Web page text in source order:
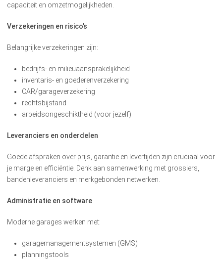
capaciteit en omzetmogelijkheden.
Verzekeringen en risico’s
Belangrijke verzekeringen zijn:
bedrijfs- en milieu­aansprakelijkheid
inventaris- en goederenverzekering
CAR/garageverzekering
rechtsbijstand
arbeidsongeschiktheid (voor jezelf)
Leveranciers en onderdelen
Goede afspraken over prijs, garantie en levertijden zijn cruciaal voor
je marge en efficiëntie. Denk aan samenwerking met grossiers,
bandenleveranciers en merkgebonden netwerken.
Administratie en software
Moderne garages werken met:
garage­managementsystemen (GMS)
planningstools